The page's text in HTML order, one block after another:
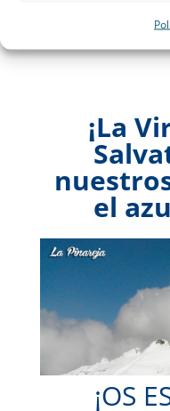
El último día
¡La
el
¡OS